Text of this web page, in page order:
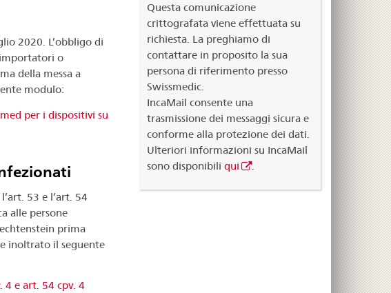
2020. L’obbligo di
o
della messa a
modulo:
per i dispositivi su
53 e l’art. 54
alle persone
prima
inoltrato il seguente
4 e art. 54 cpv. 4
Questa comunicazione
crittografata viene effettuata su
richiesta. La preghiamo di
contattare in proposito la sua
persona di riferimento presso
Swissmedic.
IncaMail consente una
trasmissione dei messaggi sicura e
conforme alla protezione dei dati.
Ulteriori informazioni su IncaMail
sono disponibili qui .